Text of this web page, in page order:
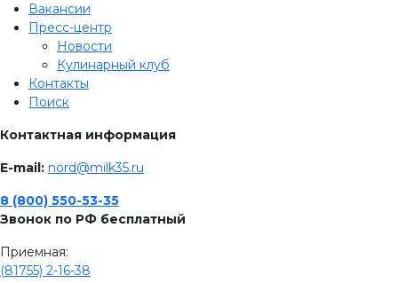
Вакансии
Пресс-центр
Новости
Кулинарный клуб
Контакты
Поиск
Контактная информация
E-mail: nord@milk35.ru
8 (800) 550-53-35
Звонок по РФ бесплатный
Приемная:
(81755) 2-16-38